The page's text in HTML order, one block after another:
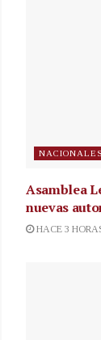
NACIONALES
Asamblea
nuevas
HACE 3